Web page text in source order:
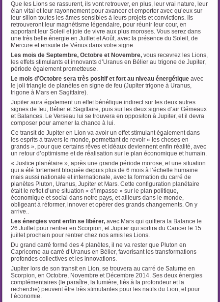
Que les Lions se rassurent, ils vont retrouver, en plus, leur vrai nature, leur
élan vital et leur rayonnement pour avancer et emporter avec qu’eux sur
leur sillon toutes les âmes sensibles à leurs projets et convictions. Ils
retrouveront leur magnétisme légendaire, pour réunir leur cour, en
apportant leur Soleil et joie de vivre aux plus moroses. Vous serez dans
une très belle énergie en Juillet et Août, avec la présence du Soleil, de
Mercure et ensuite de Vénus dans votre signe.
Les mois de Septembre, Octobre et Novembre, vous recevrez les Lions,
les effets stimulants et innovants d’Uranus en Bélier au trigone de Jupiter,
période également prometteuse.
Le mois d’Octobre sera très positif et fort au niveau énergétique avec
le joli triangle de planètes en signe de feu (Jupiter trigone à Uranus,
trigone à Mars en Sagittaire).
Jupiter aura également un effet bénéfique indirect sur les deux autres
signes de feu, Bélier et Sagittaire, puis sur les deux signes d’air Gémeaux
et Balances. Le Verseau lui se trouvera en oppositon à Jupiter, et il devra
composer pour amener la chance à lui.
Ce transit de Jupiter en Lion va avoir un effet stimulant également dans
les esprits à travers le monde, permettant de revoir « les choses en
grands », pour que certains rêves et idéaux deviennent enfin réalité, avec
un retour d’optimisme et de réalisation sur le plan économique et humain.
« Justice planétaire », après une grande période morose, et une situation
qui a été fortement bloquée depuis plus de 6 mois à l’échelle humaine
mais aussi nationale et internationale, avec la formation du carré de
planètes Pluton, Uranus, Jupiter et Mars. Cette configuration planétaire
était le reflet d’une situation « d’impasse » sur le plan politique,
économique et social dans notre pays, et ailleurs dans le monde,
obligeant à réformer, innover et opérer des grands changements. On y
arrive..
Les énergies vont enfin se libérer, avec Mars qui quittera la Balance le
26 Juillet pour rentrer en Scorpion, et Jupiter qui sortira du Cancer le 15
juillet prochain pour rentrer chez nos amis les Lions.
Du grand carré formé des 4 planètes, il ne va rester que Pluton en
Capricorne au carré d’Uranus en Bélier, favorisant les transformations
profondes collectives et les innovations.
Jupiter lors de son transit en Lion, se trouvera au carré de Saturne en
Scorpion, en Octobre, Novembre et Décembre 2014. Ses deux énergies
complémentaires (le paraître, la lumière, liés à la profondeur et la
recherche) peuvent être très stimulantes pour les natifs du Lion, et pour
l’économie.